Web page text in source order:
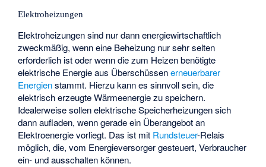
Elektroheizungen
Elektroheizungen sind nur dann energiewirtschaftlich
zweckmäßig, wenn eine Beheizung nur sehr selten
erforderlich ist oder wenn die zum Heizen benötigte
elektrische Energie aus Überschüssenerneuerbarer
Energienstammt. Hierzu kann es sinnvoll sein, die
elektrisch erzeugte Wärmeenergie zu speichern.
Idealerweise sollen elektrische Speicherheizungen sich
dann aufladen, wenn gerade ein Überangebot an
Elektroenergie vorliegt. Das ist mit Rundsteuer-Relais
möglich, die, vom Energieversorger gesteuert, Verbraucher
ein- und ausschalten können.